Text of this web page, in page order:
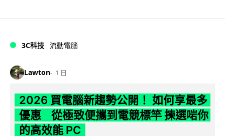
3C科技 流動電腦
Lawton 1 日
2026 買電腦新趨勢公開！ 如何享最多
優惠 從極致便攜到電競標竿 揀選啱你
的高效能 PC